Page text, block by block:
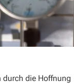
durch die Hoffnung